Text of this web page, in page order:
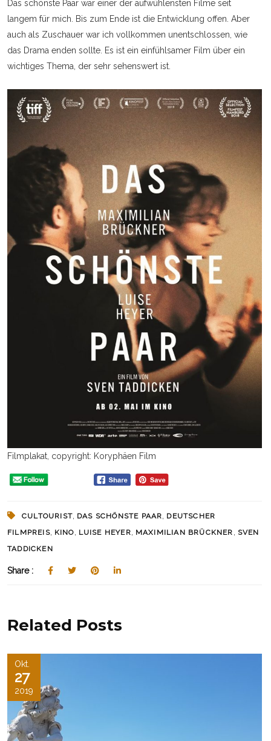
Das schönste Paar war einer der aufwühlensten Filme seit
langem für mich. Bis zum Ende ist die Entwicklung offen. Aber
auch als Zuschauer war ich vollkommen unentschlossen, wie
das Drama enden sollte. Es ist ein einfühlsamer Film über ein
wichtiges Thema, der sehr sehenswert ist.
Filmplakat, copyright: Koryphäen Film
CULTOURIST, DAS SCHÖNSTE PAAR, DEUTSCHER
FILMPREIS, KINO, LUISE HEYER, MAXIMILIAN BRÜCKNER , SVEN
TADDICKEN
Share :
Related Posts
Okt.
27
2019